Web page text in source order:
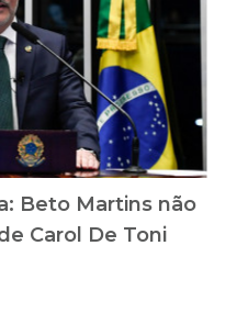
Beto Martins não
Carol De Toni